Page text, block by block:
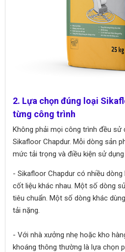
2. Lựa chọn đúng loại
từng công trình
Không phải mọi công trình đều sử
Sikafloor Chapdur. Mỗi dòng sản
mức tải trọng và điều kiện sử dụng
- Sikafloor Chapdur có nhiều
cốt liệu khác nhau. Một số dòng
tiêu chuẩn. Một số dòng khác
tải nặng.
- Với nhà xưởng nhẹ hoặc kho
khoáng thông thường là lựa chọn